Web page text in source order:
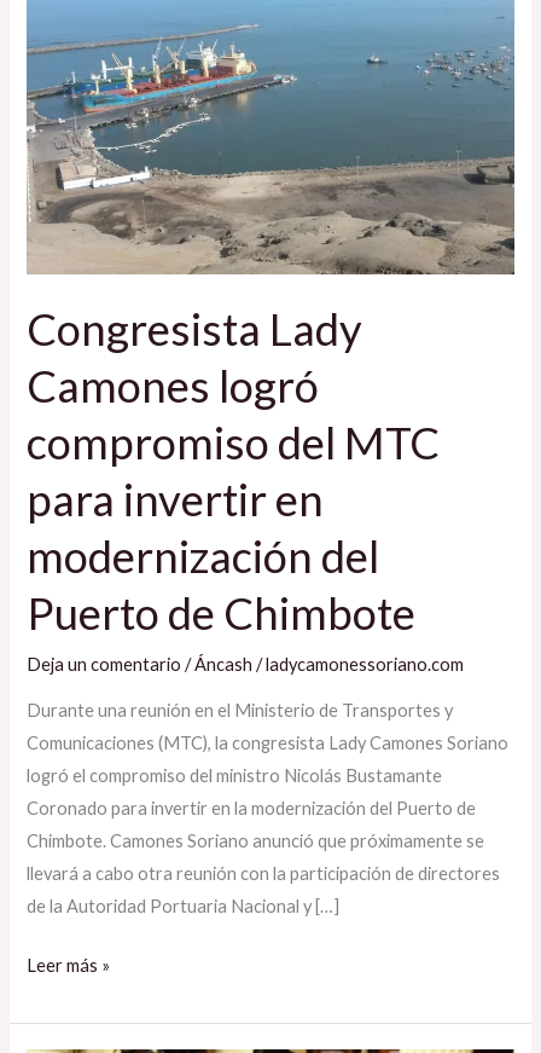
Congresista Lady
Camones logró
compromiso del MTC
para invertir en
modernización del
Puerto de Chimbote
Deja un comentario /Áncash /ladycamonessoriano.com
Durante una reunión en el Ministerio de Transportes y
Comunicaciones (MTC), la congresista Lady Camones Soriano
logró el compromiso del ministro Nicolás Bustamante
Coronado para invertir en la modernización del Puerto de
Chimbote. Camones Soriano anunció que próximamente se
llevará a cabo otra reunión con la participación de directores
de la Autoridad Portuaria Nacional y […]
compromiso
del
MTC
para
invertir
del
de
Leer más »